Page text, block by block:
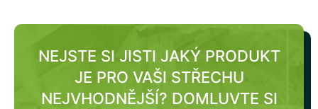
NEJSTE SI JISTI JAKÝ PRODUKT
JE PRO VAŠI STŘECHU
NEJVHODNĚJŠÍ? DOMLUVTE SI